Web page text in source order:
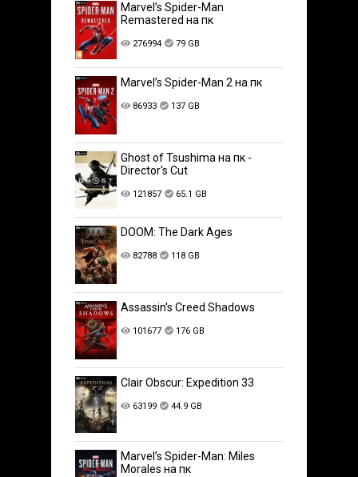
Marvel’s Spider-Man
Remastered на пк
276994 79 GB
Marvel’s Spider-Man 2 на пк
86933 137 GB
Ghost of Tsushima на пк -
Director's Cut
121857 65.1 GB
DOOM: The Dark Ages
82788 118 GB
Assassin's Creed Shadows
101677 176 GB
Clair Obscur: Expedition 33
63199 44.9 GB
Marvel’s Spider-Man: Miles
Morales на пк